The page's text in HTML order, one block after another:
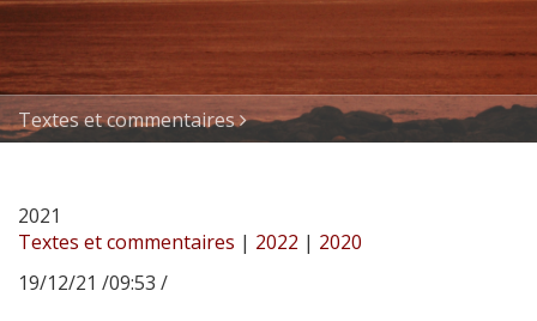
Textes et commentaires
2021
Textes et commentaires | 2022 | 2020
19/12/21 /09:53 /